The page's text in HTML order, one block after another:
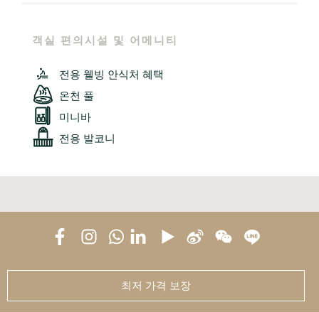
객실 편의시설 및 어메니티
전용 웰빙 안식처 혜택
온천 풀
미니바
전용 발코니
최저 가격 보장